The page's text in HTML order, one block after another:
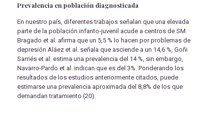
Prevalencia en población diagnosticada
En nuestro país, diferentes trabajos señalan que una elevada
parte de la población infanto-juvenil acude a centros de SM.
Bragado et al. afirma que un 5,5 % lo hacen por problemas de
depresión Aláez et al. señala que asciende a un 14,6 %, Goñi
Sarriés et al. estima una prevalencia del 14 %, sin embargo,
Navarro-Pardo et al. indican que es del 3%. Ponderando los
resultados de los estudios anteriormente citados, puede
estimarse una prevalencia aproximada del 8,8% de los que
demandan tratamiento (20).